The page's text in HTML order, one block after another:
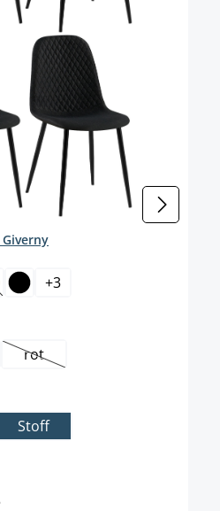
Option ist zurzeit nicht
+3
ist zurzeit nicht verfügbar.)
rot(Diese Option ist zurzeit nicht
Stoff